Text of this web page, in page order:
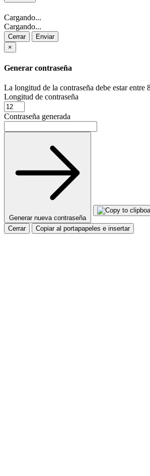
Cargando...
Cargando...
Cerrar
Enviar
×
Generar contraseña
La longitud de la contraseña debe estar entre
Longitud de contraseña
Contraseña generada
Generar nueva contraseña
Cerrar Copiar al portapapeles e insertar